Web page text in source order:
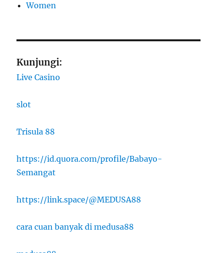
Women
Kunjungi:
Live Casino
slot
Trisula 88
https://id.quora.com/profile/Babayo-
Semangat
https://link.space/@MEDUSA88
cara cuan banyak di medusa88